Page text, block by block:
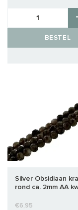
BESTEL
Silver Obsidiaan
rond ca. 2mm AA
€6,95